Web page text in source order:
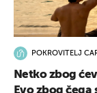
POKROVITELJ
Netko zbog
Evo zbog